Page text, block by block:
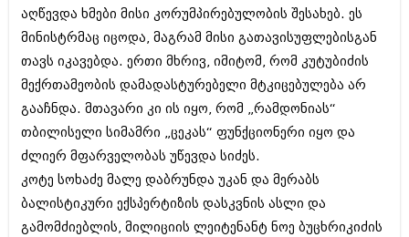
აღწევდა ხმები მისი კორუმპირებულობის შესახებ. ეს
მინისტრმაც იცოდა, მაგრამ მისი გათავისუფლებისგან
თავს იკავებდა. ერთი მხრივ, იმიტომ, რომ კუტუბიძის
მექრთამეობის დამადასტურებელი მტკიცებულება არ
გააჩნდა. მთავარი კი ის იყო, რომ „რამდონიას“
თბილისელი სიმამრი „ცეკას“ ფუნქციონერი იყო და
ძლიერ მფარველობას უწევდა სიძეს.
კოტე სოხაძე მალე დაბრუნდა უკან და მერაბს
ბალისტიკური ექსპერტიზის დასკვნის ასლი და
გამომძიებლის, მილიციის ლეიტენანტ ნოე ბუცხრიკიძის